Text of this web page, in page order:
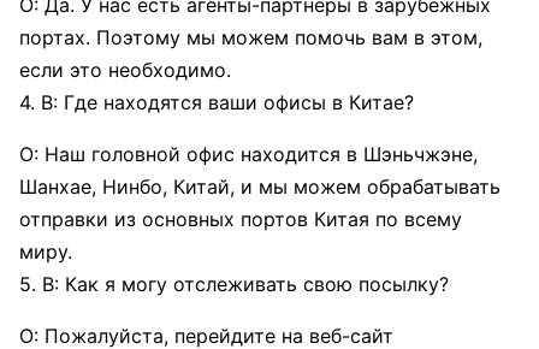
О: Да. У нас есть агенты-партнеры в зарубежных
портах. Поэтому мы можем помочь вам в этом,
если это необходимо.
4. В: Где находятся ваши офисы в Китае?
О: Наш головной офис находится в Шэньчжэне,
Шанхае, Нинбо, Китай, и мы можем обрабатывать
отправки из основных портов Китая по всему
миру.
5. В: Как я могу отслеживать свою посылку?
О: Пожалуйста, перейдите на веб-сайт